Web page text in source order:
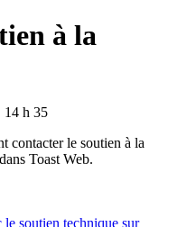
à la
14 h 35
contacter le soutien à la
Toast Web.
soutien technique sur